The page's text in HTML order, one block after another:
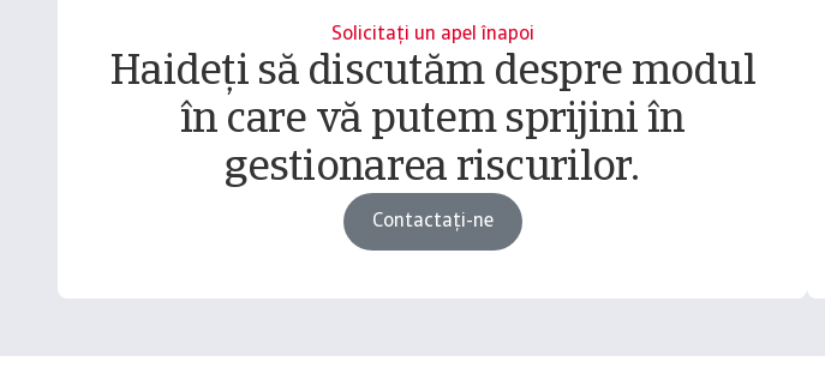
Solicitați un apel înapoi
Haideți să discutăm despre modul
în care vă putem sprijini în
gestionarea riscurilor.
Contactați-ne